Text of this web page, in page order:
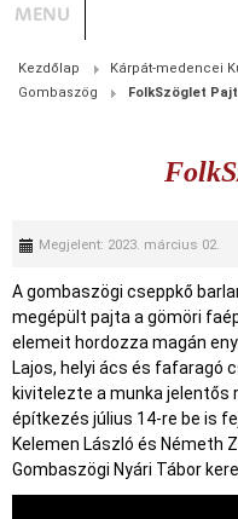
MENU
Kezdőlap
Kárpát-medencei
Gombaszög
FolkSzöglet
Megjelent: 2023. március 02.
A gombaszögi cseppkő
megépült pajta a gömöri
elemeit hordozza magán
Lajos, helyi ács és fafaragó
kivitelezte a munka jelentős
építkezés július 14-re be is
Kelemen László és Németh
Gombaszögi Nyári Tábor